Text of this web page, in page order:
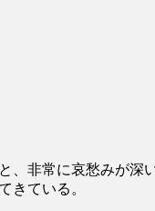
、非常に哀愁みが
きている。